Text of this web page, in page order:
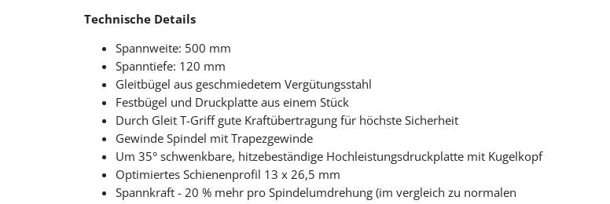
Technische Details
Spannweite: 500 mm
Spanntiefe: 120 mm
Gleitbügel aus geschmiedetem Vergütungsstahl
Festbügel und Druckplatte aus einem Stück
Durch Gleit T-Griff gute Kraftübertragung für höchste Sicherheit
Gewinde Spindel mit Trapezgewinde
Um 35° schwenkbare, hitzebeständige Hochleistungsdruckplatte mit Kugelkopf
Optimiertes Schienenprofil 13 x 26,5 mm
Spannkraft - 20 % mehr pro Spindelumdrehung (im vergleich zu normalen